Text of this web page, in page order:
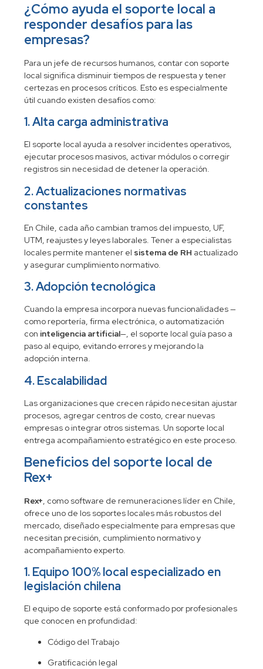
¿Cómo ayuda el soporte local a
responder desafíos para las
empresas?
Para un jefe de recursos humanos, contar con soporte
local significa disminuir tiempos de respuesta y tener
certezas en procesos críticos. Esto es especialmente
útil cuando existen desafíos como:
1. Alta carga administrativa
El soporte local ayuda a resolver incidentes operativos,
ejecutar procesos masivos, activar módulos o corregir
registros sin necesidad de detener la operación.
2. Actualizaciones normativas
constantes
En Chile, cada año cambian tramos del impuesto, UF,
UTM, reajustes y leyes laborales. Tener a especialistas
locales permite mantener el sistema de RH actualizado
y asegurar cumplimiento normativo.
3. Adopción tecnológica
Cuando la empresa incorpora nuevas funcionalidades —
como reportería, firma electrónica, o automatización
con inteligencia artificial—, el soporte local guía paso a
paso al equipo, evitando errores y mejorando la
adopción interna.
4. Escalabilidad
Las organizaciones que crecen rápido necesitan ajustar
procesos, agregar centros de costo, crear nuevas
empresas o integrar otros sistemas. Un soporte local
entrega acompañamiento estratégico en este proceso.
Beneficios del soporte local de
Rex+
Rex+, como software de remuneraciones líder en Chile,
ofrece uno de los soportes locales más robustos del
mercado, diseñado especialmente para empresas que
necesitan precisión, cumplimiento normativo y
acompañamiento experto.
1. Equipo 100% local especializado en
legislación chilena
El equipo de soporte está conformado por profesionales
que conocen en profundidad:
Código del Trabajo
Gratificación legal